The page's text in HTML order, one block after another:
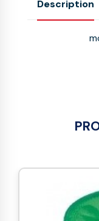
Description